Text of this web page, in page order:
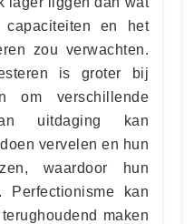
en het
zou verwachten.
is groter bij
om verschillende
uitdaging kan
vervelen en hun
waardoor hun
Perfectionisme kan
maken